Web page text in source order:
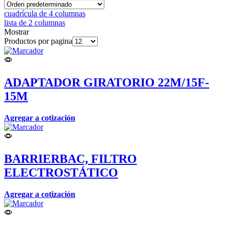
cuadrícula de 4 columnas
lista de 2 columnas
Mostrar
Productos por pagina
ADAPTADOR GIRATORIO 22M/15F-
15M
Agregar a cotización
BARRIERBAC, FILTRO
ELECTROSTÁTICO
Agregar a cotización